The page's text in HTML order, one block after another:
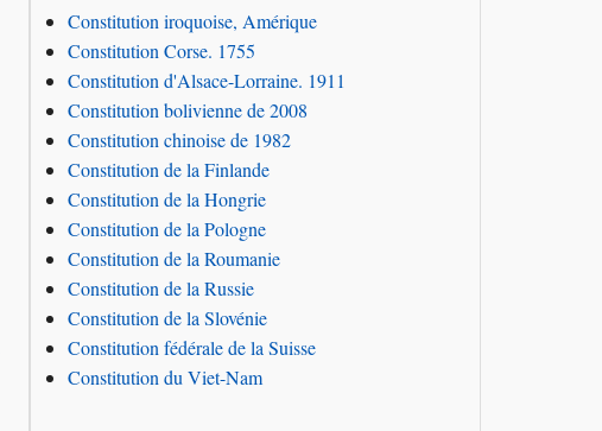
Constitution iroquoise, Amérique
Constitution Corse. 1755
Constitution d'Alsace-Lorraine. 1911
Constitution bolivienne de 2008
Constitution chinoise de 1982
Constitution de la Finlande
Constitution de la Hongrie
Constitution de la Pologne
Constitution de la Roumanie
Constitution de la Russie
Constitution de la Slovénie
Constitution fédérale de la Suisse
Constitution du Viet-Nam